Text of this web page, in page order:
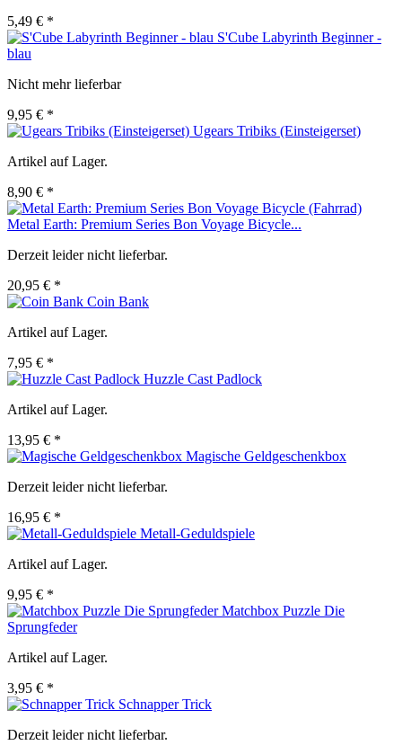
5,49 € *
S'Cube Labyrinth Beginner -
blau
Nicht mehr lieferbar
9,95 € *
Ugears Tribiks (Einsteigerset)
Artikel auf Lager.
8,90 € *
Metal Earth: Premium Series Bon Voyage Bicycle...
Derzeit leider nicht lieferbar.
20,95 € *
Coin Bank
Artikel auf Lager.
7,95 € *
Huzzle Cast Padlock
Artikel auf Lager.
13,95 € *
Magische Geldgeschenkbox
Derzeit leider nicht lieferbar.
16,95 € *
Metall-Geduldspiele
Artikel auf Lager.
9,95 € *
Matchbox Puzzle Die
Sprungfeder
Artikel auf Lager.
3,95 € *
Schnapper Trick
Derzeit leider nicht lieferbar.